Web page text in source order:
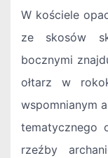
W kościele
ze skosów
bocznymi
ołtarz w
wspomnianym
tematycznego
rzeźby